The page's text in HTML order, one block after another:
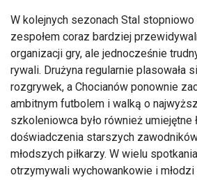
W kolejnych sezonach Stal stopniowo
zespołem coraz bardziej
organizacji gry, ale jednocześnie
rywali. Drużyna regularnie plasowała
rozgrywek, a Chocianów ponownie
ambitnym futbolem i walką o
szkoleniowca było również umiejętne
doświadczenia starszych
młodszych piłkarzy. W wielu
otrzymywali wychowankowie i